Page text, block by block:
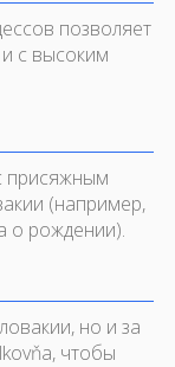
позволяет
с высоким
присяжным
(например,
о рождении).
но и за
чтобы